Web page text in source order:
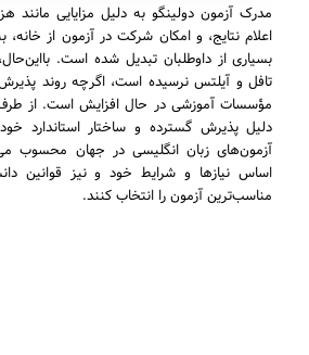
مدرک آزمون دولینگو به دلیل مزایایی مانند
اعلام نتایج، و امکان شرکت در آزمون از
بسیاری از داوطلبان تبدیل شده است. بااین‌حال،
تافل و آیلتس نرسیده است، اگرچه روند
مؤسسات آموزشی در حال افزایش است. از
دلیل پذیرش گسترده و ساختار استاندارد
آزمون‌های زبان انگلیسی در جهان محسوب
اساس نیازها و شرایط خود و نیز قوانین
مناسب‌ترین آزمون را انتخاب کنند.